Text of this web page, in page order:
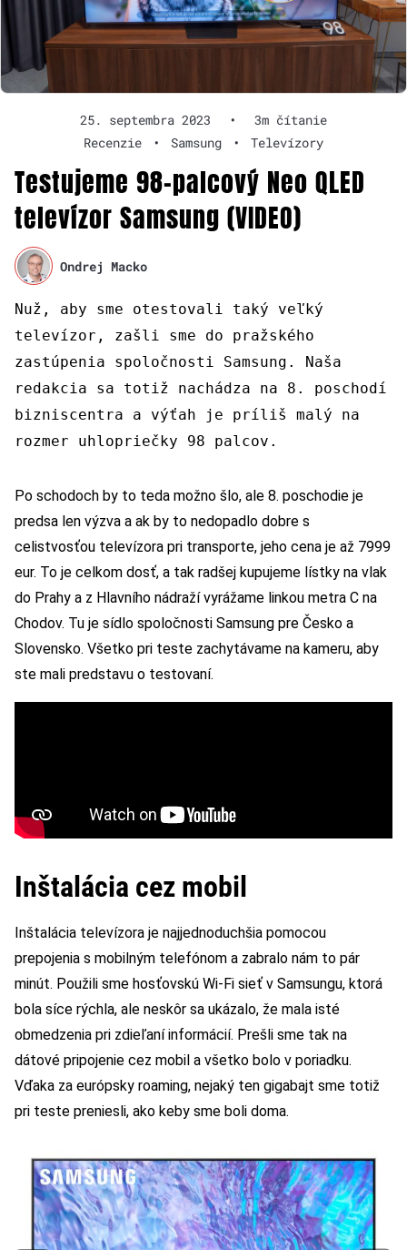
25. septembra 2023 •
3m čítanie
Recenzie
• Samsung • Televízory
Testujeme 98-palcový Neo QLED
televízor Samsung (VIDEO)
Ondrej Macko
Nuž, aby sme otestovali taký veľký
televízor, zašli sme do pražského
zastúpenia spoločnosti Samsung. Naša
redakcia sa totiž nachádza na 8. poschodí
bizniscentra a výťah je príliš malý na
rozmer uhlopriečky 98 palcov.
Po schodoch by to teda možno šlo, ale 8. poschodie je
predsa len výzva a ak by to nedopadlo dobre s
celistvosťou televízora pri transporte, jeho cena je až 7999
eur. To je celkom dosť, a tak radšej kupujeme lístky na vlak
do Prahy a z Hlavního nádraží vyrážame linkou metra C na
Chodov. Tu je sídlo spoločnosti Samsung pre Česko a
Slovensko. Všetko pri teste zachytávame na kameru, aby
ste mali predstavu o testovaní.
Inštalácia cez mobil
Inštalácia televízora je najjednoduchšia pomocou
prepojenia s mobilným telefónom a zabralo nám to pár
minút. Použili sme hosťovskú Wi-Fi sieť v Samsungu, ktorá
bola síce rýchla, ale neskôr sa ukázalo, že mala isté
obmedzenia pri zdieľaní informácií. Prešli sme tak na
dátové pripojenie cez mobil a všetko bolo v poriadku.
Vďaka za európsky roaming, nejaký ten gigabajt sme totiž
pri teste preniesli, ako keby sme boli doma.